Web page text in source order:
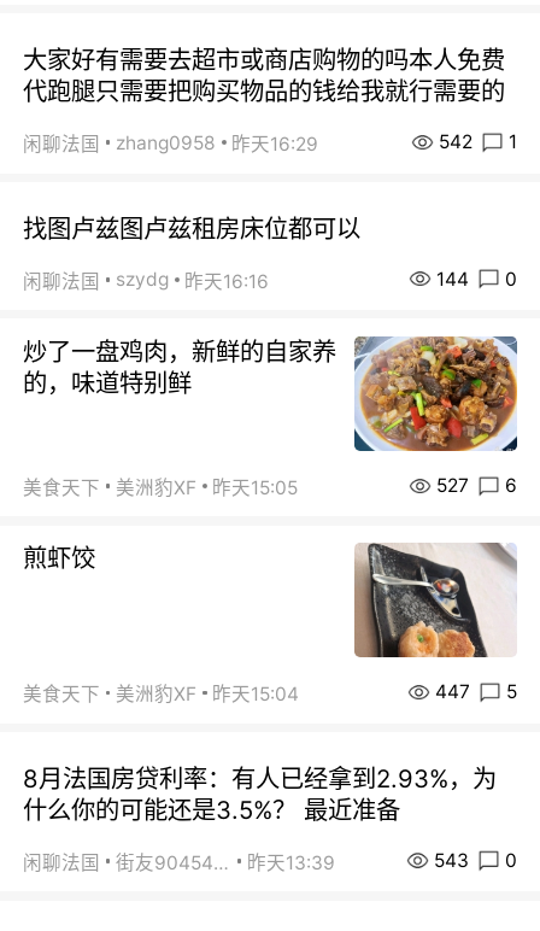
大家好有需要去超市或商店购物的吗本人免费
代跑腿只需要把购买物品的钱给我就行需要的
闲聊法国 zhang0958 昨天16:29 542 1
找图卢兹图卢兹租房床位都可以
闲聊法国 szydg 昨天16:16 144 0
炒了一盘鸡肉，新鲜的自家养
的，味道特别鲜
美食天下 美洲豹XF 昨天15:05 527 6
煎虾饺
美食天下 美洲豹XF 昨天15:04 447 5
8月法国房贷利率：有人已经拿到2.93%，为
什么你的可能还是3.5%？ 最近准备
闲聊法国 街友90454511 昨天13:39 543 0